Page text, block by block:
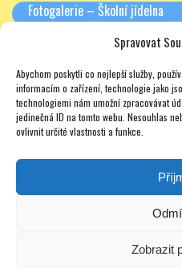
Spravovat
Abychom poskytli co nejlepší služby,
informacím o zařízení, technologie jako
technologiemi nám umožní zpracovávat
jedinečná ID na tomto webu. Nesouhlas
ovlivnit určité vlastnosti a funkce.
Zobrazit
Fotogalerie – Školní jídelna
Třídní schůzky + Spolek rodičů
Rada školy
Soukromé doučování –